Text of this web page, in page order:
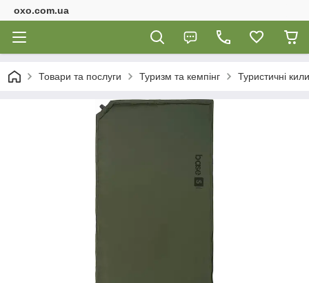
oxo.com.ua
Товари та послуги Туризм та кемпінг Туристичні